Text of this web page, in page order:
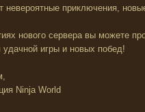
невероятные приключения,
нового сервера вы можете
игры и новых побед!
Ninja World